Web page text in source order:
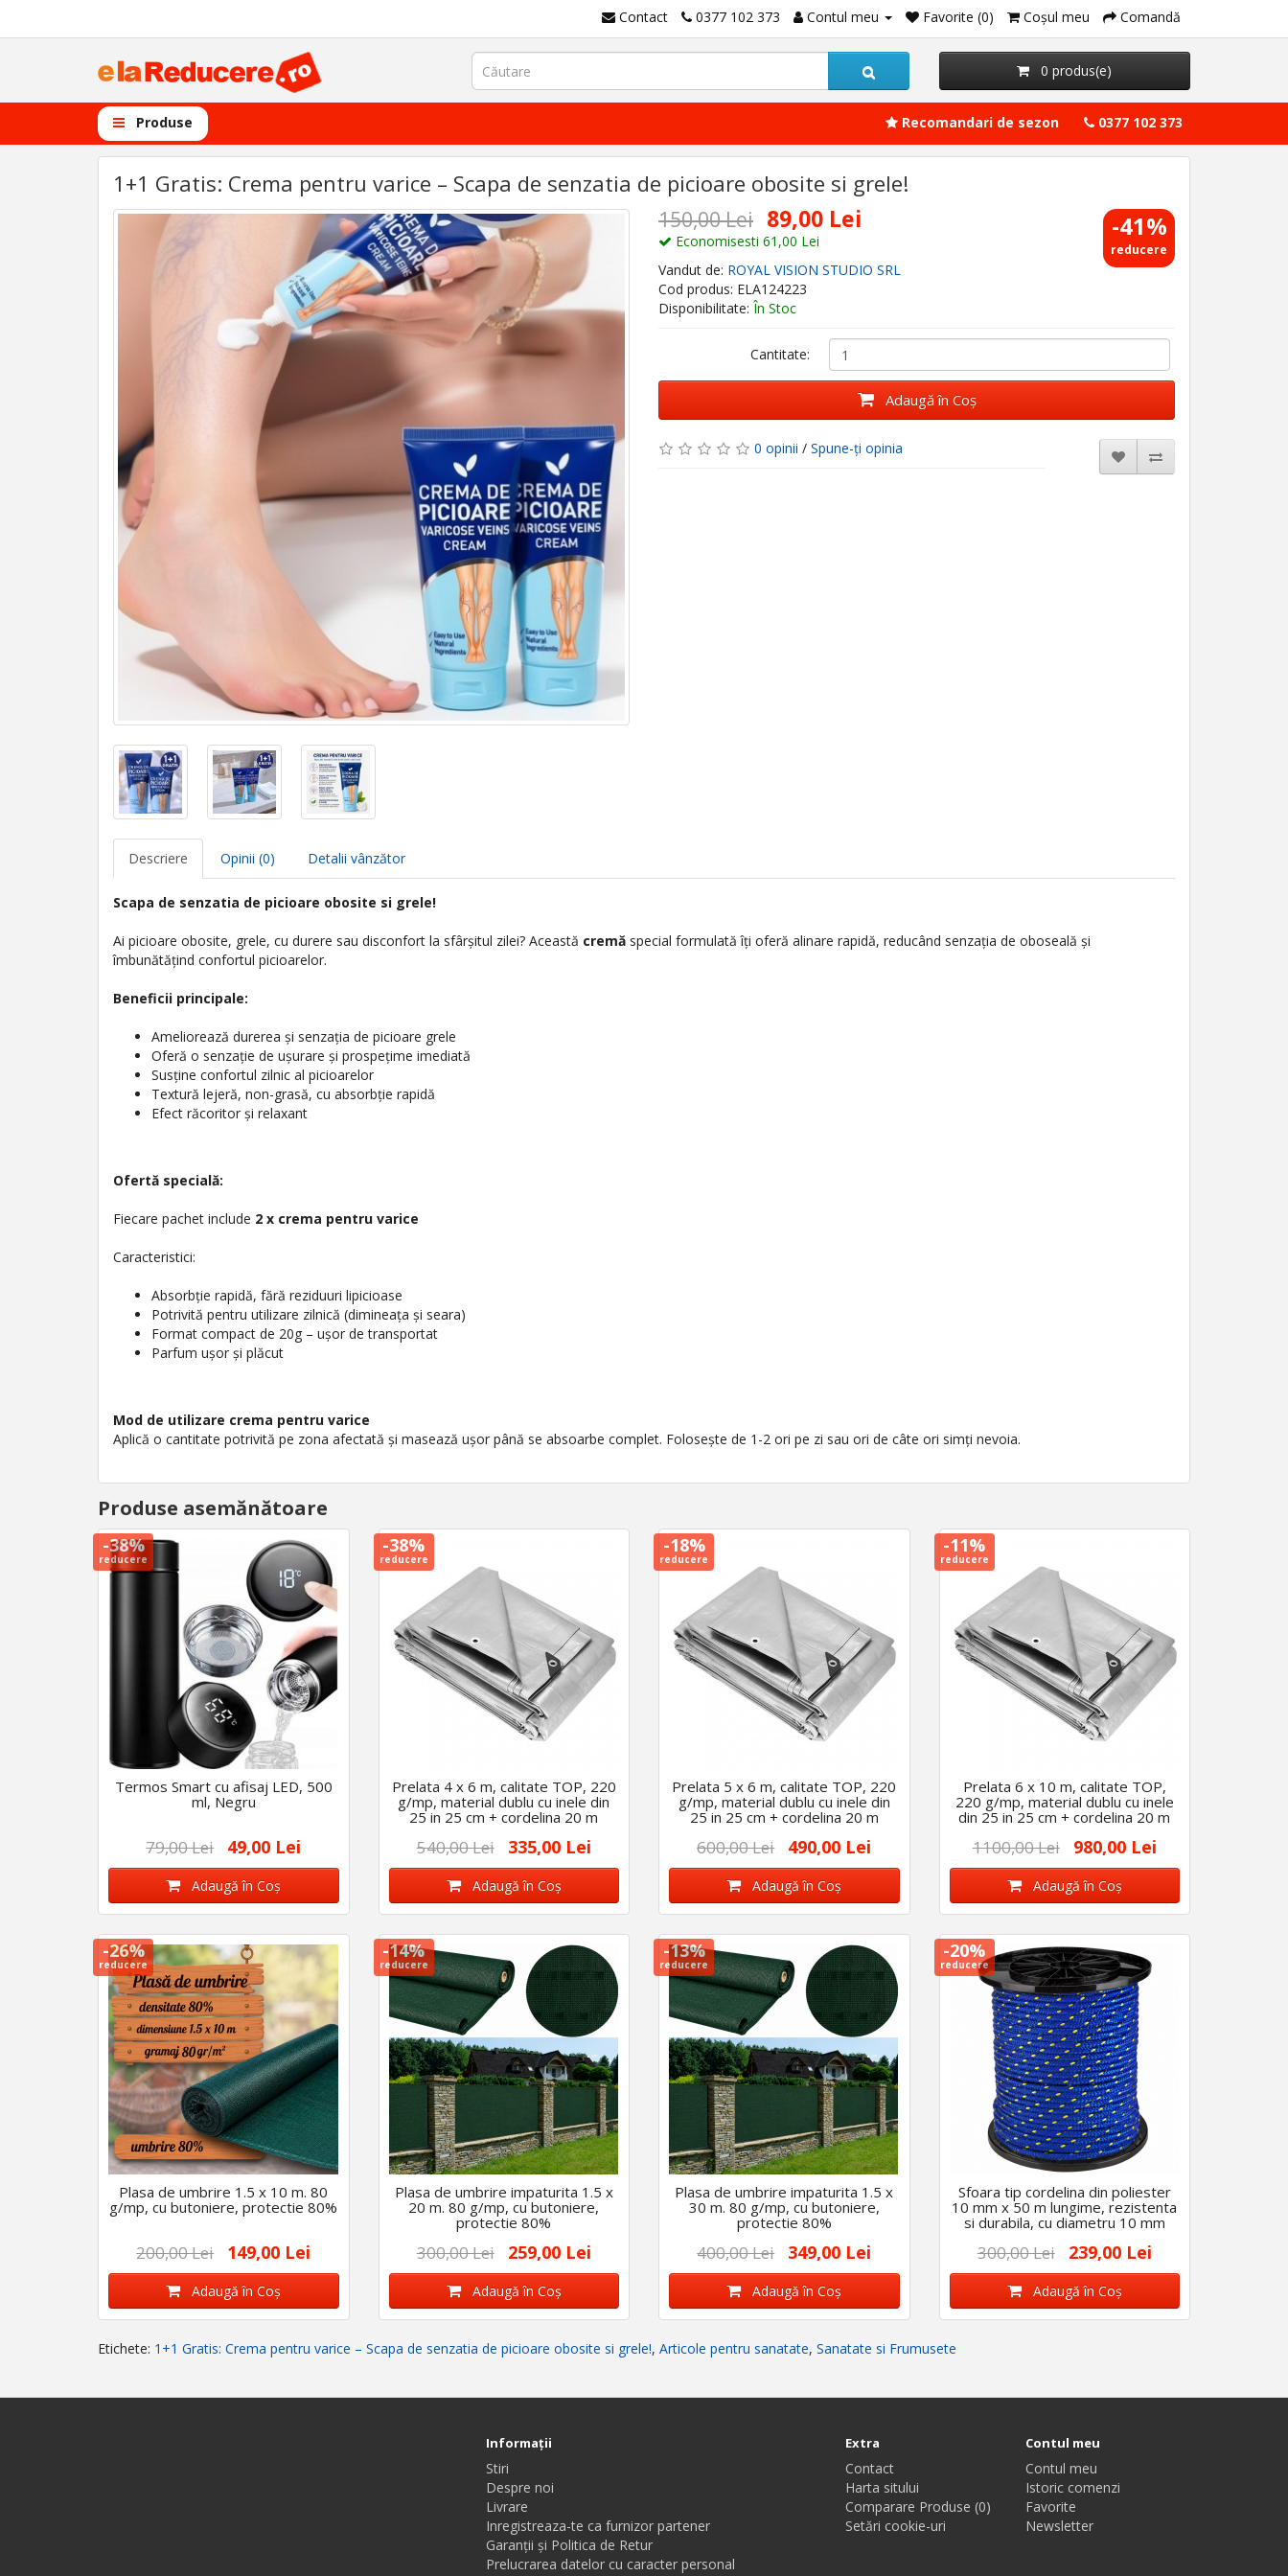
Contact 0377 102 373 Contul meu Favorite (0) Coşul meu Comandă
0 produs(e)
Produse Recomandari de sezon 0377 102 373
1+1 Gratis: Crema pentru varice – Scapa de senzatia de picioare obosite si grele!
-41%
reducere
150,00 Lei 89,00 Lei
Economisesti 61,00 Lei
Vandut de: ROYAL VISION STUDIO SRL
Cod produs: ELA124223
Disponibilitate: În Stoc
Cantitate:
Adaugă în Coş
0 opinii / Spune-ţi opinia
Descriere Opinii (0) Detalii vânzător
Scapa de senzatia de picioare obosite si grele!
Ai picioare obosite, grele, cu durere sau disconfort la sfârșitul zilei? Această cremă special formulată îți oferă alinare rapidă, reducând senzația de oboseală și
îmbunătățind confortul picioarelor.
Beneficii principale:
Ameliorează durerea și senzația de picioare grele
Oferă o senzație de ușurare și prospețime imediată
Susține confortul zilnic al picioarelor
Textură lejeră, non-grasă, cu absorbție rapidă
Efect răcoritor și relaxant
Ofertă specială:
Fiecare pachet include 2 x crema pentru varice
Caracteristici:
Absorbție rapidă, fără reziduuri lipicioase
Potrivită pentru utilizare zilnică (dimineața și seara)
Format compact de 20g – ușor de transportat
Parfum ușor și plăcut
Mod de utilizare crema pentru varice
Aplică o cantitate potrivită pe zona afectată și masează ușor până se absoarbe complet. Folosește de 1-2 ori pe zi sau ori de câte ori simți nevoia.
Produse asemănătoare
-38%
reducere
Termos Smart cu afisaj LED, 500
ml, Negru
79,00 Lei 49,00 Lei
Adaugă în Coş
-38%
reducere
Prelata 4 x 6 m, calitate TOP, 220
g/mp, material dublu cu inele din
25 in 25 cm + cordelina 20 m
540,00 Lei 335,00 Lei
Adaugă în Coş
-18%
reducere
Prelata 5 x 6 m, calitate TOP, 220
g/mp, material dublu cu inele din
25 in 25 cm + cordelina 20 m
600,00 Lei 490,00 Lei
Adaugă în Coş
-11%
reducere
Prelata 6 x 10 m, calitate TOP,
220 g/mp, material dublu cu inele
din 25 in 25 cm + cordelina 20 m
1100,00 Lei 980,00 Lei
Adaugă în Coş
-26%
reducere
Plasa de umbrire 1.5 x 10 m. 80
g/mp, cu butoniere, protectie 80%
200,00 Lei 149,00 Lei
Adaugă în Coş
-14%
reducere
Plasa de umbrire impaturita 1.5 x
20 m. 80 g/mp, cu butoniere,
protectie 80%
300,00 Lei 259,00 Lei
Adaugă în Coş
-13%
reducere
Plasa de umbrire impaturita 1.5 x
30 m. 80 g/mp, cu butoniere,
protectie 80%
400,00 Lei 349,00 Lei
Adaugă în Coş
-20%
reducere
Sfoara tip cordelina din poliester
10 mm x 50 m lungime, rezistenta
si durabila, cu diametru 10 mm
300,00 Lei 239,00 Lei
Adaugă în Coş
Etichete: 1+1 Gratis: Crema pentru varice – Scapa de senzatia de picioare obosite si grele!, Articole pentru sanatate, Sanatate si Frumusete
Informaţii
Stiri
Despre noi
Livrare
Inregistreaza-te ca furnizor partener
Garanții și Politica de Retur
Prelucrarea datelor cu caracter personal
Extra
Contact
Harta sitului
Comparare Produse (0)
Setări cookie-uri
Contul meu
Contul meu
Istoric comenzi
Favorite
Newsletter